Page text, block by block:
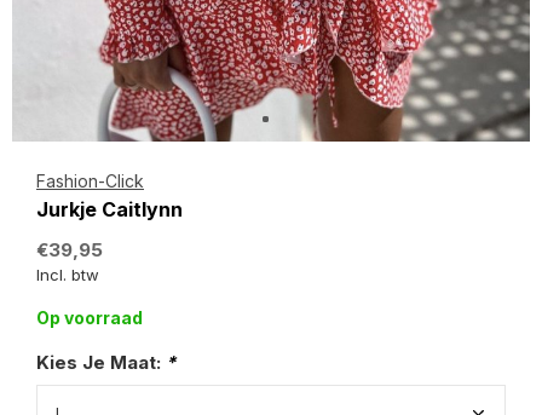
Fashion-Click
Jurkje Caitlynn
€39,95
Incl. btw
Op voorraad
Kies Je Maat: *